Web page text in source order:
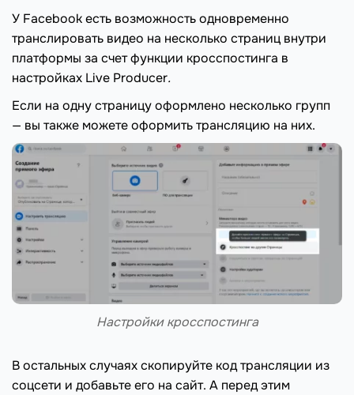
У Facebook есть возможность одновременно
транслировать видео на несколько страниц внутри
платформы за счет функции кросспостинга в
настройках Live Producer.
Если на одну страницу оформлено несколько групп
— вы также можете оформить трансляцию на них.
Настройки кросспостинга
В остальных случаях скопируйте код трансляции из
соцсети и добавьте его на сайт. А перед этим